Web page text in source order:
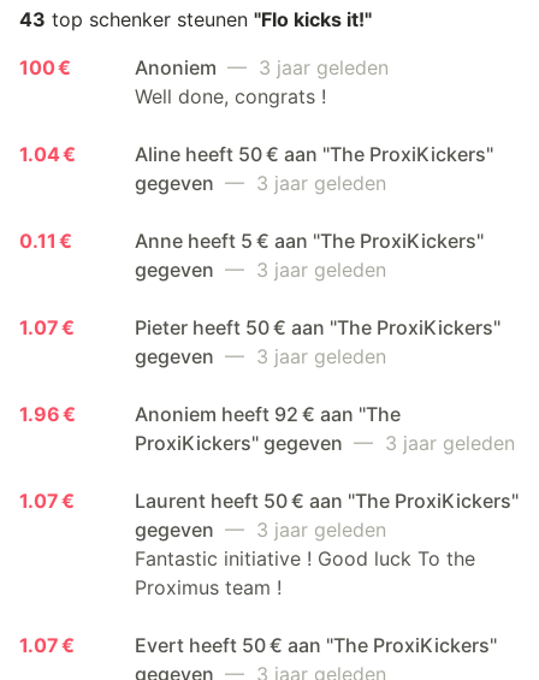
43 top schenker steunen "Flo kicks it!"
100 €
Anoniem — 3 jaar geleden
Well done, congrats !
1.04 €
Aline heeft 50 € aan "The ProxiKickers"
gegeven — 3 jaar geleden
0.11 €
Anne heeft 5 € aan "The ProxiKickers"
gegeven — 3 jaar geleden
1.07 €
Pieter heeft 50 € aan "The ProxiKickers"
gegeven — 3 jaar geleden
1.96 €
Anoniem heeft 92 € aan "The
ProxiKickers" gegeven — 3 jaar geleden
1.07 €
Laurent heeft 50 € aan "The ProxiKickers"
gegeven — 3 jaar geleden
Fantastic initiative ! Good luck To the
Proximus team !
1.07 €
Evert heeft 50 € aan "The ProxiKickers"
gegeven — 3 jaar geleden